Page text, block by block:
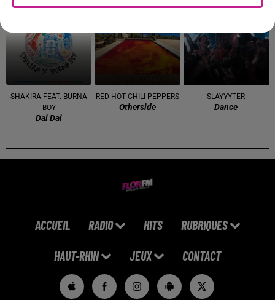
SHAKIRA FEAT. BURNA
BOY
Dai Dai
RED HOT CHILI PEPPERS
Otherside
SLAYYYTER
Dance
ACCUEIL RADIO HITS RUBRIQUES
HAUT-RHIN JEUX CONTACT